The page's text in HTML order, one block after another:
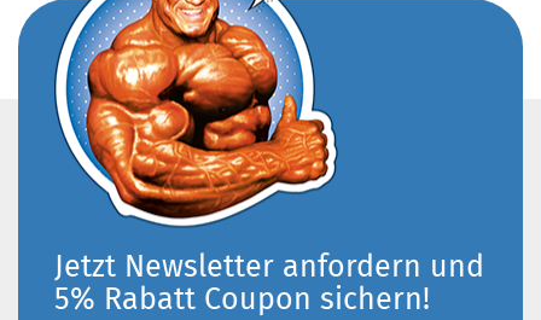
Jetzt Newsletter anfordern und
5% Rabatt Coupon sichern!